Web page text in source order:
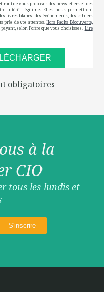
de vous proposer des newsletters et des
intérêt légitime. Elles nous permettront
livres blancs, des événements, des cahiers
près de vos attentes.Hors Packs Découverte,
selon l'offre que vous choisissez. Lire
obligatoires
à la
CIO
tous les lundis et